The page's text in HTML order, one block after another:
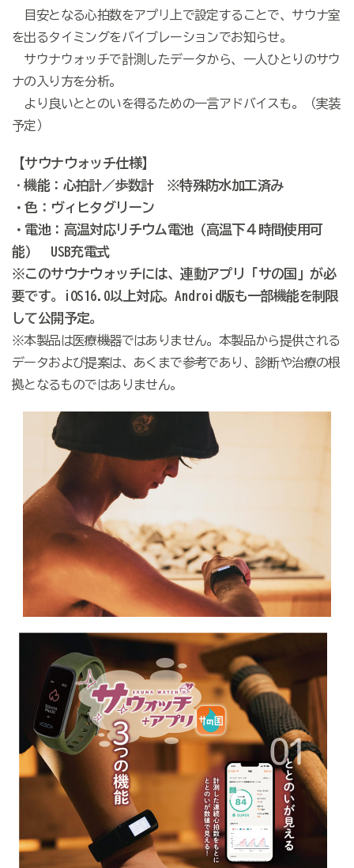
目安となる心拍数をアプリ上で設定することで、サウナ室
を出るタイミングをバイブレーションでお知らせ。
サウナウォッチで計測したデータから、一人ひとりのサウ
ナの入り方を分析。
より良いととのいを得るための一言アドバイスも。（実装
予定）
【サウナウォッチ仕様】
・機能：心拍計／歩数計 ※特殊防水加工済み
・色：ヴィヒタグリーン
・電池：高温対応リチウム電池（高温下４時間使用可
能） USB充電式
※このサウナウォッチには、連動アプリ「サの国」が必
要です。iOS16.0以上対応。Android版も一部機能を制限
して公開予定。
※本製品は医療機器ではありません。本製品から提供される
データおよび提案は、あくまで参考であり、診断や治療の根
拠となるものではありません。